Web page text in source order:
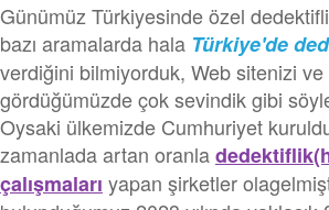
Günümüz Türkiyesinde özel
bazı aramalarda hala Türkiye'de
verdiğini bilmiyorduk, Web sitenizi
gördüğümüzde çok sevindik gibi
Oysaki ülkemizde Cumhuriyet
zamanlada artan oranla
çalışmaları yapan şirketler